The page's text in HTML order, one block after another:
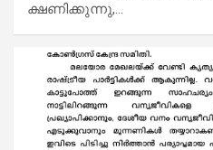
ക്ഷണിക്കുന്നു,…